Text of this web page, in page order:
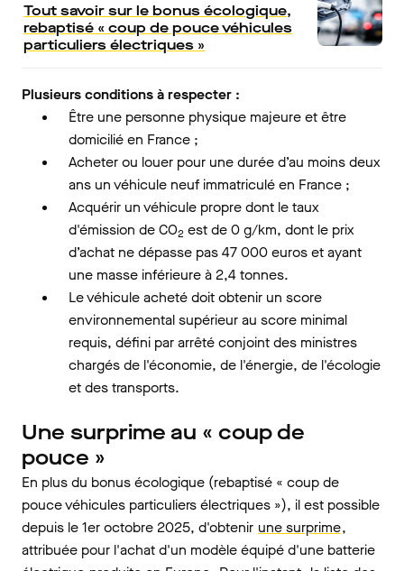
Tout savoir sur le bonus écologique,
rebaptisé « coup de pouce véhicules
particuliers électriques »
Plusieurs conditions à respecter :
Être une personne physique majeure et être
domicilié en France ;
Acheter ou louer pour une durée d’au moins deux
ans un véhicule neuf immatriculé en France ;
Acquérir un véhicule propre dont le taux
d'émission de CO2 est de 0 g/km, dont le prix
d’achat ne dépasse pas 47 000 euros et ayant
une masse inférieure à 2,4 tonnes.
Le véhicule acheté doit obtenir un score
environnemental supérieur au score minimal
requis, défini par arrêté conjoint des ministres
chargés de l'économie, de l'énergie, de l'écologie
et des transports.
Une surprime au « coup de
pouce »
En plus du bonus écologique (rebaptisé « coup de
pouce véhicules particuliers électriques »), il est possible
depuis le 1er octobre 2025, d'obtenir une surprime,
attribuée pour l'achat d'un modèle équipé d'une batterie